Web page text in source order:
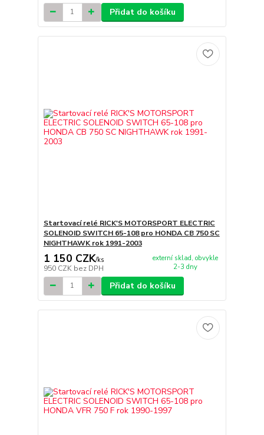
Přidat do košíku
Startovací relé RICK'S MOTORSPORT ELECTRIC
SOLENOID SWITCH 65-108 pro HONDA CB 750 SC
NIGHTHAWK rok 1991-2003
1 150 CZK/ks
950 CZK bez DPH
externí sklad, obvykle
2-3 dny
Přidat do košíku